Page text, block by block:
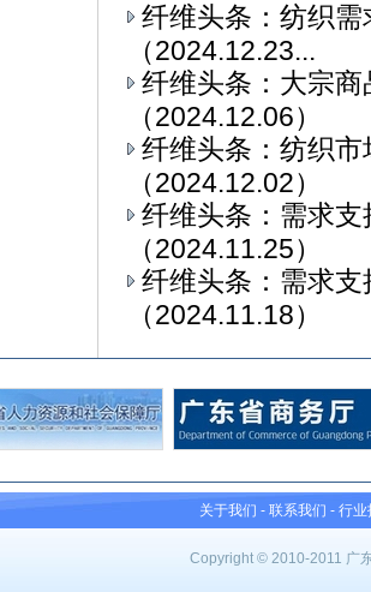
纤维头条：纺织
（2024.12.23...
纤维头条：大宗
（2024.12.06）
纤维头条：纺织
（2024.12.02）
纤维头条：需求
（2024.11.25）
纤维头条：需求
（2024.11.18）
关于我们 - 联系我们 - 行业
Copyright © 2010-2011 广